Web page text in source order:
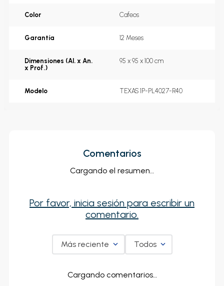
Color Cafeos
Garantía 12 Meses
Dimensiones (Al. x An.
x Prof.)
95 x 95 x 100 cm
Modelo TEXAS 1P-PL4027-R40
Comentarios
Cargando el resumen…
Por favor, inicia sesión para escribir un
comentario.
Más reciente Todos
Cargando comentarios…